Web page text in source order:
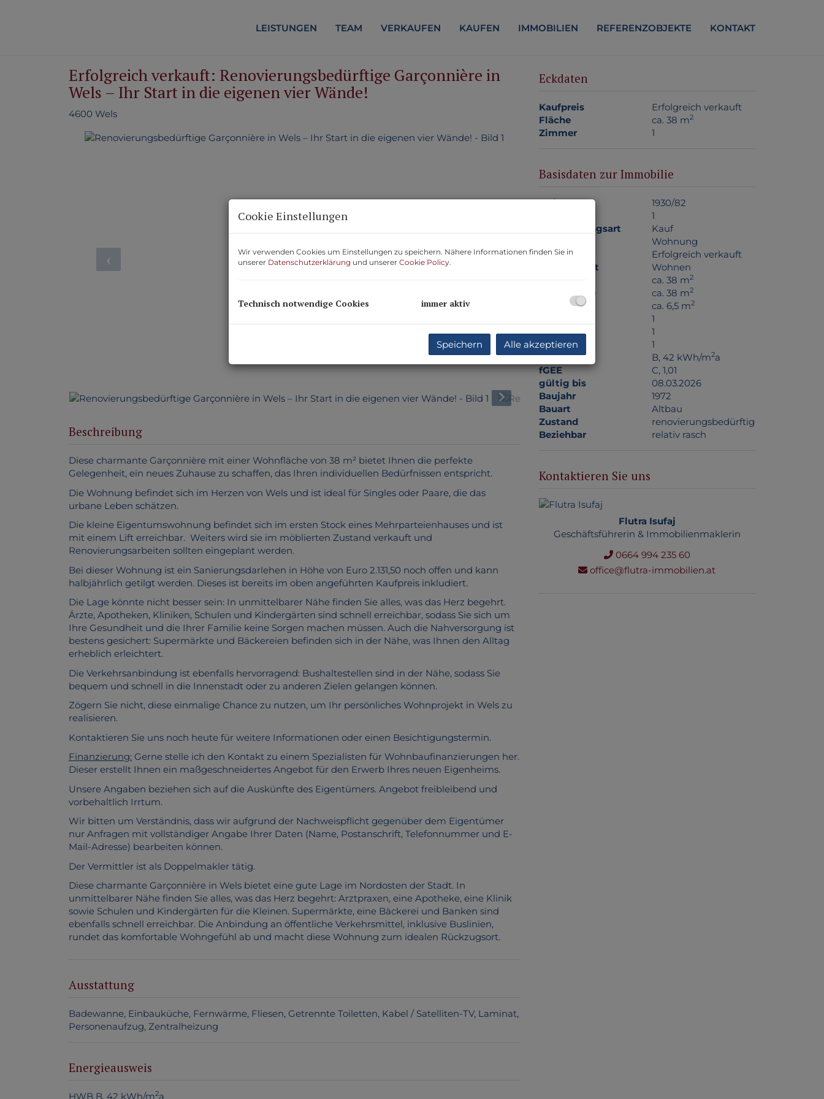
LEISTUNGEN TEAM VERKAUFEN KAUFEN IMMOBILIEN REFERENZOBJEKTE KONTAKT
Erfolgreich verkauft: Renovierungsbedürftige Garçonnière in
Wels – Ihr Start in die eigenen vier Wände!
4600 Wels
Beschreibung
Diese charmante Garçonnière mit einer Wohnfläche von 38 m² bietet Ihnen die perfekte
Gelegenheit, ein neues Zuhause zu schaffen, das Ihren individuellen Bedürfnissen entspricht.
Die Wohnung befindet sich im Herzen von Wels und ist ideal für Singles oder Paare, die das
urbane Leben schätzen.
Die kleine Eigentumswohnung befindet sich im ersten Stock eines Mehrparteienhauses und ist
mit einem Lift erreichbar. Weiters wird sie im möblierten Zustand verkauft und
Renovierungsarbeiten sollten eingeplant werden.
Bei dieser Wohnung ist ein Sanierungsdarlehen in Höhe von Euro 2.131,50 noch offen und kann
halbjährlich getilgt werden. Dieses ist bereits im oben angeführten Kaufpreis inkludiert.
Die Lage könnte nicht besser sein: In unmittelbarer Nähe finden Sie alles, was das Herz begehrt.
Ärzte, Apotheken, Kliniken, Schulen und Kindergärten sind schnell erreichbar, sodass Sie sich um
Ihre Gesundheit und die Ihrer Familie keine Sorgen machen müssen. Auch die Nahversorgung ist
bestens gesichert: Supermärkte und Bäckereien befinden sich in der Nähe, was Ihnen den Alltag
erheblich erleichtert.
Die Verkehrsanbindung ist ebenfalls hervorragend: Bushaltestellen sind in der Nähe, sodass Sie
bequem und schnell in die Innenstadt oder zu anderen Zielen gelangen können.
Zögern Sie nicht, diese einmalige Chance zu nutzen, um Ihr persönliches Wohnprojekt in Wels zu
realisieren.
Kontaktieren Sie uns noch heute für weitere Informationen oder einen Besichtigungstermin.
Finanzierung: Gerne stelle ich den Kontakt zu einem Spezialisten für Wohnbaufinanzierungen her.
Dieser erstellt Ihnen ein maßgeschneidertes Angebot für den Erwerb Ihres neuen Eigenheims.
Unsere Angaben beziehen sich auf die Auskünfte des Eigentümers. Angebot freibleibend und
vorbehaltlich Irrtum.
Wir bitten um Verständnis, dass wir aufgrund der Nachweispflicht gegenüber dem Eigentümer
nur Anfragen mit vollständiger Angabe Ihrer Daten (Name, Postanschrift, Telefonnummer und E-
Mail-Adresse) bearbeiten können.
Der Vermittler ist als Doppelmakler tätig.
Diese charmante Garçonnière in Wels bietet eine gute Lage im Nordosten der Stadt. In
unmittelbarer Nähe finden Sie alles, was das Herz begehrt: Arztpraxen, eine Apotheke, eine Klinik
sowie Schulen und Kindergärten für die Kleinen. Supermärkte, eine Bäckerei und Banken sind
ebenfalls schnell erreichbar. Die Anbindung an öffentliche Verkehrsmittel, inklusive Buslinien,
rundet das komfortable Wohngefühl ab und macht diese Wohnung zum idealen Rückzugsort.
Ausstattung
Badewanne Einbauküche Fernwärme Fliesen Getrennte Toiletten Kabel / Satelliten-TV Laminat
Personenaufzug Zentralheizung
Energieausweis
HWB B, 42 kWh/m2a
Eckdaten
Kaufpreis
Erfolgreich verkauft
Fläche
ca. 38 m2
Zimmer 1
Basisdaten zur Immobilie
Objektnr.
1930/82
1
Vermarktungsart
Kauf
Wohnung
Kaufpreis
Erfolgreich verkauft
Nutzungsart
Wohnen
ca. 38 m2
Wohnfläche ca. 38 m2
Kellerfläche ca. 6,5 m2
1
WC
1
Keller
1
HWB
B, 42 kWh/m2a
fGEE
C, 1,01
gültig bis
08.03.2026
Baujahr
1972
Bauart
Altbau
Zustand
renovierungsbedürftig
Beziehbar
relativ rasch
Kontaktieren Sie uns
Flutra Isufaj
Geschäftsführerin & Immobilienmaklerin
0664 994 235 60
office@flutra-immobilien.at
Cookie Einstellungen
Wir verwenden Cookies um Einstellungen zu speichern. Nähere Informationen finden Sie in
unserer Datenschutzerklärung und unserer Cookie Policy.
Technisch notwendige Cookies immer aktiv
Speichern Alle akzeptieren